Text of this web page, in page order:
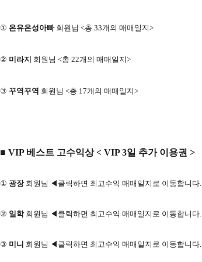
① 온유온성아빠 회원님 <총 33개의 매매일지>
② 미라지 회원님 <총 22개의 매매일지>
③ 꾸역꾸역 회원님 <총 17개의 매매일지>
■ VIP 베스트 고수익상 < VIP 3일 추가 이용권 >
① 광장회원님 ◀클릭하면 최고수익 매매일지로 이동합니다.
② 일학 회원님 ◀클릭하면 최고수익 매매일지로 이동합니다.
③ 미니 회원님 ◀클릭하면 최고수익 매매일지로 이동합니다.